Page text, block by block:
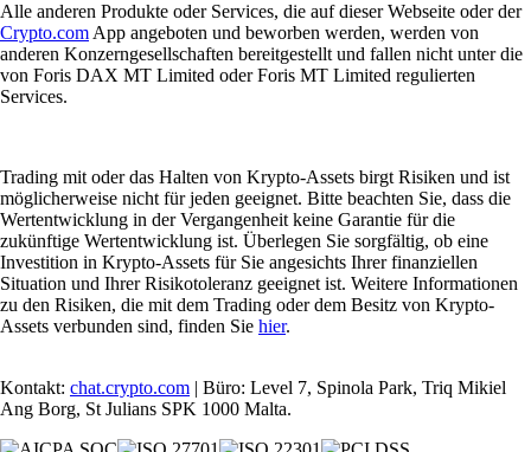
Alle anderen Produkte oder Services, die auf dieser Webseite oder der
Crypto.comApp angeboten und beworben werden, werden von
anderen Konzerngesellschaften bereitgestellt und fallen nicht unter die
von Foris DAX MT Limited oder Foris MT Limited regulierten
Services.
Trading mit oder das Halten von Krypto-Assets birgt Risiken und ist
möglicherweise nicht für jeden geeignet. Bitte beachten Sie, dass die
Wertentwicklung in der Vergangenheit keine Garantie für die
zukünftige Wertentwicklung ist. Überlegen Sie sorgfältig, ob eine
Investition in Krypto-Assets für Sie angesichts Ihrer finanziellen
Situation und Ihrer Risikotoleranz geeignet ist. Weitere Informationen
zu den Risiken, die mit dem Trading oder dem Besitz von Krypto-
Assets verbunden sind, finden Sie hier.
Kontakt: chat.crypto.com | Büro: Level 7, Spinola Park, Triq Mikiel
Ang Borg, St Julians SPK 1000 Malta.